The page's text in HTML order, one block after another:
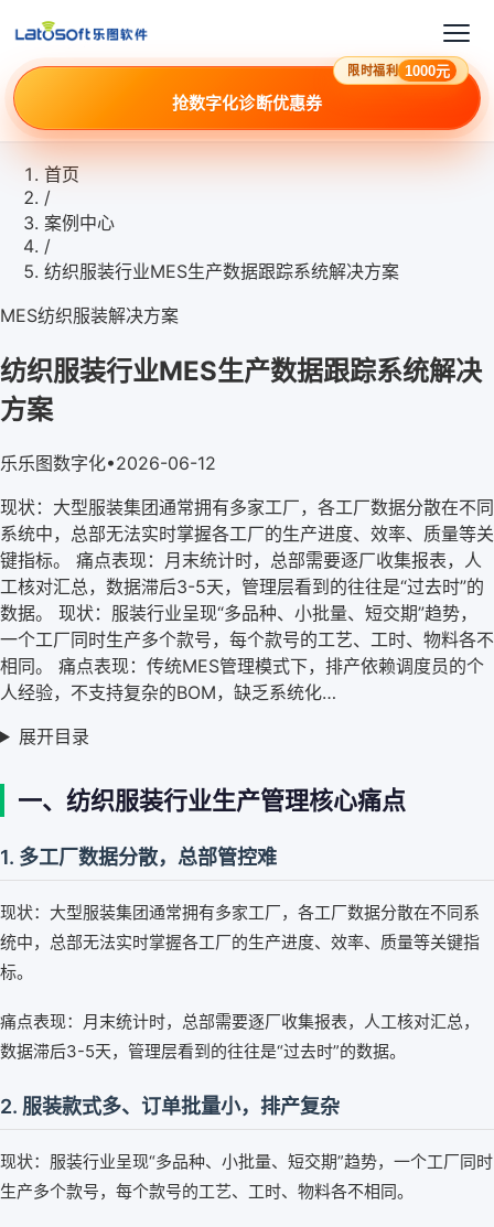
限时福利 1000元
抢数字化诊断优惠券
首页
/
案例中心
/
纺织服装行业MES生产数据跟踪系统解决方案
MES纺织服装解决方案
纺织服装行业MES生产数据跟踪系统解决
方案
乐乐图数字化•2026-06-12
现状：大型服装集团通常拥有多家工厂，各工厂数据分散在不同
系统中，总部无法实时掌握各工厂的生产进度、效率、质量等关
键指标。 痛点表现：月末统计时，总部需要逐厂收集报表，人
工核对汇总，数据滞后3-5天，管理层看到的往往是“过去时”的
数据。 现状：服装行业呈现“多品种、小批量、短交期”趋势，
一个工厂同时生产多个款号，每个款号的工艺、工时、物料各不
相同。 痛点表现：传统MES管理模式下，排产依赖调度员的个
人经验，不支持复杂的BOM，缺乏系统化…
展开目录
一、纺织服装行业生产管理核心痛点
1. 多工厂数据分散，总部管控难
现状：大型服装集团通常拥有多家工厂，各工厂数据分散在不同系
统中，总部无法实时掌握各工厂的生产进度、效率、质量等关键指
标。
痛点表现：月末统计时，总部需要逐厂收集报表，人工核对汇总，
数据滞后3-5天，管理层看到的往往是“过去时”的数据。
2. 服装款式多、订单批量小，排产复杂
现状：服装行业呈现“多品种、小批量、短交期”趋势，一个工厂同时
生产多个款号，每个款号的工艺、工时、物料各不相同。